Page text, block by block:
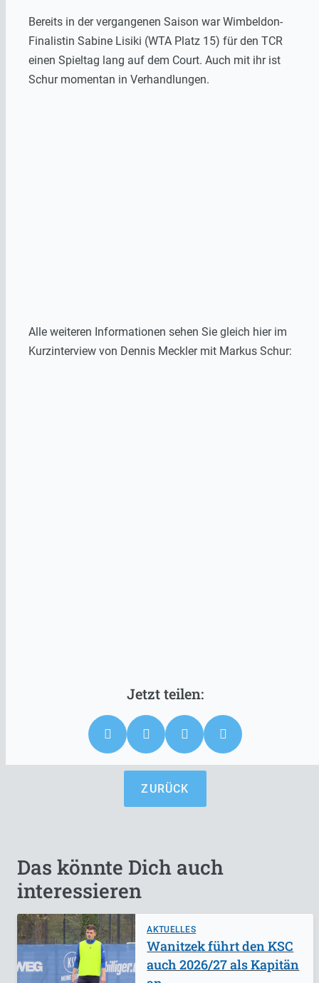
Bereits in der vergangenen Saison war Wimbeldon-
Finalistin Sabine Lisiki (WTA Platz 15) für den TCR
einen Spieltag lang auf dem Court. Auch mit ihr ist
Schur momentan in Verhandlungen.
Alle weiteren Informationen sehen Sie gleich hier im
Kurzinterview von Dennis Meckler mit Markus Schur:
ZURÜCK
Das könnte Dich auch
interessieren
AKTUELLES
Wanitzek führt den KSC
auch 2026/27 als Kapitän